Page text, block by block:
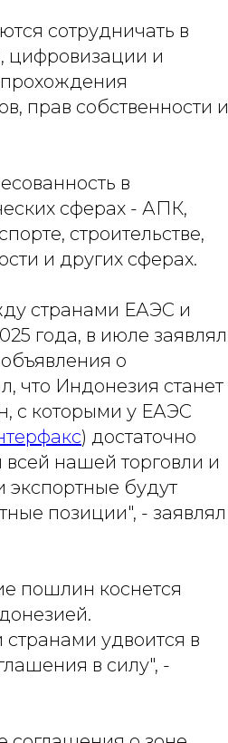
сотрудничать в
цифровизации и
прав собственности и
в
сферах - АПК,
строительстве,
и других сферах.
странами ЕАЭС и
года, в июле заявлял
о
что Индонезия станет
с которыми у ЕАЭС
) достаточно
нашей торговли и
экспортные будут
позиции", - заявлял
пошлин коснется
удвоится в
в силу", -